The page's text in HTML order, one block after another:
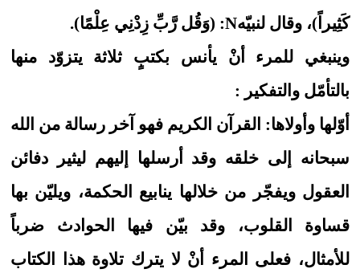
كَثِيراً)، وقال لنبيّهN: (وَقُل رَّبِّ زِدْنِي عِلْمًا).
وينبغي للمرء أنْ يأنس بكتبٍ ثلاثة يتزوّد منها
بالتأمّل والتفكير :
أوّلها وأولاها: القرآن الكريم فهو آخر رسالة من الله
سبحانه إلى خلقه وقد أرسلها إليهم ليثير دفائن
العقول ويفجّر من خلالها ينابيع الحكمة، ويليّن بها
قساوة القلوب، وقد بيّن فيها الحوادث ضرباً
للأمثال، فعلى المرء أنْ لا يترك تلاوة هذا الكتاب